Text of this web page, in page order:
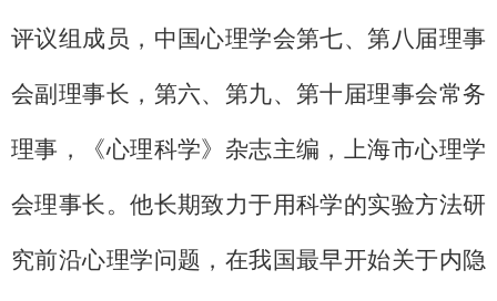
评议组成员，中国心理学会第七、第八届理事
会副理事长，第六、第九、第十届理事会常务
理事，《心理科学》杂志主编，上海市心理学
会理事长。他长期致力于用科学的实验方法研
究前沿心理学问题，在我国最早开始关于内隐